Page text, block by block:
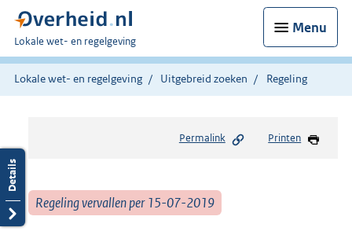
Menu
U
bent
hier:
Lokale wet- en regelgeving
Lokale wet- en regelgeving Uitgebreid zoeken Regeling
Permalink Printen
Regeling vervallen per 15-07-2019